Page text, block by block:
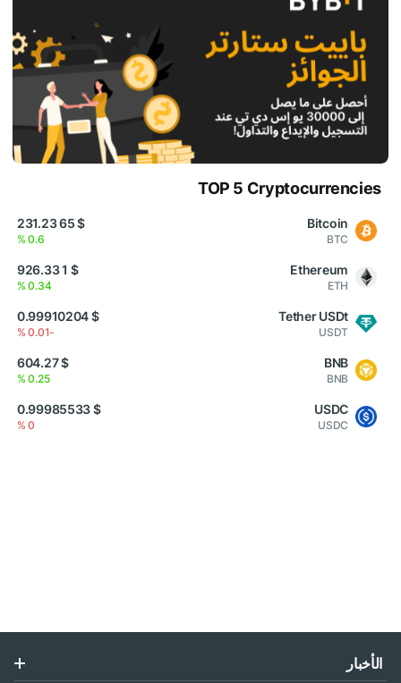
TOP 5 Cryptocurrencies
Bitcoin
BTC
$ 65 231.23
0.6 %
Ethereum
ETH
$ 1 926.33
0.34 %
Tether USDt
USDT
$ 0.99910204
-0.01 %
BNB
BNB
$ 604.27
0.25 %
USDC
USDC
$ 0.99985533
0 %
الأخبار